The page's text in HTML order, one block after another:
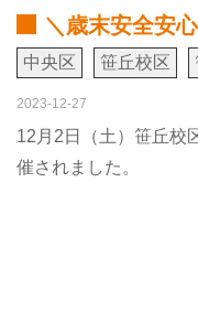
＼歳末安全安
中央区 笹丘校区
2023-12-27
12月2日（土）笹丘校
催されました。